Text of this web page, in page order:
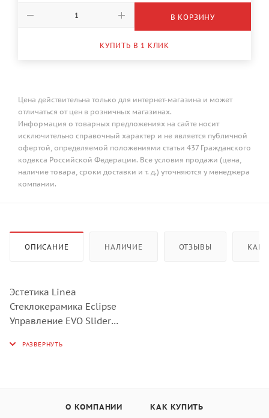
В КОРЗИНУ
КУПИТЬ В 1 КЛИК
Цена действительна только для интернет-магазина и может
отличаться от цен в розничных магазинах.
Информация о товарных предложениях на сайте носит
исключительно справочный характер и не является публичной
офертой, определяемой положениями статьи 437 Гражданского
кодекса Российской Федерации. Все условия продажи (цена,
наличие товара, сроки доставки и т. д.) уточняются у менеджера
компании.
ОПИСАНИЕ НАЛИЧИЕ ОТЗЫВЫ КАК
Эстетика Linea
Стеклокерамика Eclipse
Управление EVO Slider
6 индукционные зоны нагрева:
О КОМПАНИИ КАК КУПИТЬ